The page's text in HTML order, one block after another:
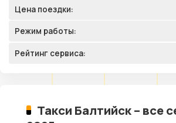
Цена поездки:
Режим работы:
Рейтинг сервиса:
Такси Балтийск – все